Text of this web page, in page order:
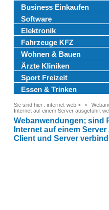
Business Einkaufen
Software
Elektronik
Fahrzeuge KFZ
Wohnen & Bauen
Ärzte Kliniken
Sport Freizeit
Essen & Trinken
Sie sind hier : internet-web >
Internet auf einem Server ausgeführt
Webanwendungen; sind
Internet auf einem
Client und Server